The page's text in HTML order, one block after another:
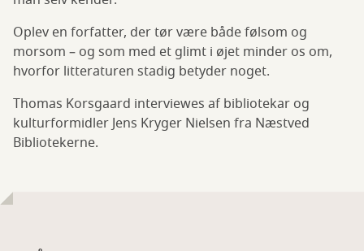
Oplev en forfatter, der tør være både følsom og
morsom – og som med et glimt i øjet minder os om,
hvorfor litteraturen stadig betyder noget.
Thomas Korsgaard interviewes af bibliotekar og
kulturformidler Jens Kryger Nielsen fra Næstved
Bibliotekerne.